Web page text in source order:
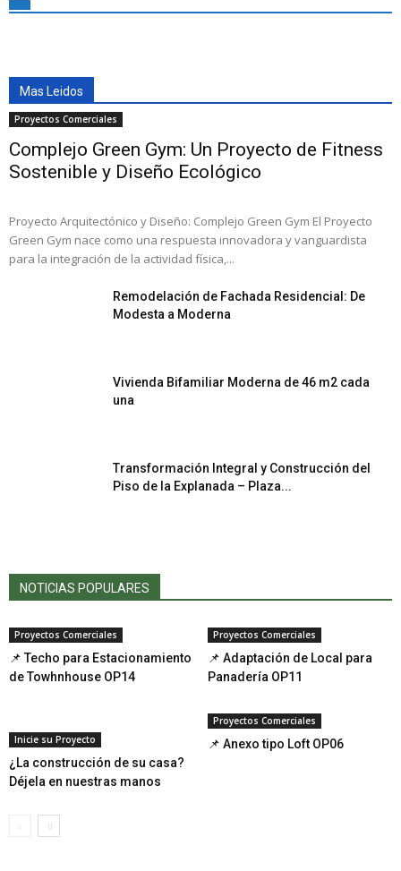
Mas Leidos
Proyectos Comerciales
Complejo Green Gym: Un Proyecto de Fitness
Sostenible y Diseño Ecológico
Proyecto Arquitectónico y Diseño: Complejo Green Gym El Proyecto
Green Gym nace como una respuesta innovadora y vanguardista
para la integración de la actividad física,...
Remodelación de Fachada Residencial: De
Modesta a Moderna
Vivienda Bifamiliar Moderna de 46 m2 cada
una
Transformación Integral y Construcción del
Piso de la Explanada – Plaza...
NOTICIAS POPULARES
Proyectos Comerciales
📌 Techo para Estacionamiento
de Towhnhouse OP14
Proyectos Comerciales
📌 Adaptación de Local para
Panadería OP11
Inicie su Proyecto
¿La construcción de su casa?
Déjela en nuestras manos
Proyectos Comerciales
📌 Anexo tipo Loft OP06